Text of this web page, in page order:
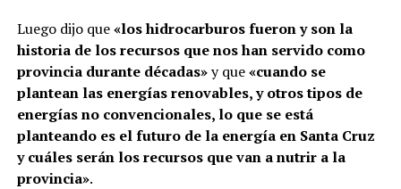
Luego dijo que«los hidrocarburos fueron y son la
historia de los recursos que nos han servido como
provincia durante décadas»y que«cuando se
plantean las energías renovables, y otros tipos de
energías no convencionales, lo que se está
planteando es el futuro de la energía en Santa Cruz
y cuáles serán los recursos que van a nutrir a la
provincia».